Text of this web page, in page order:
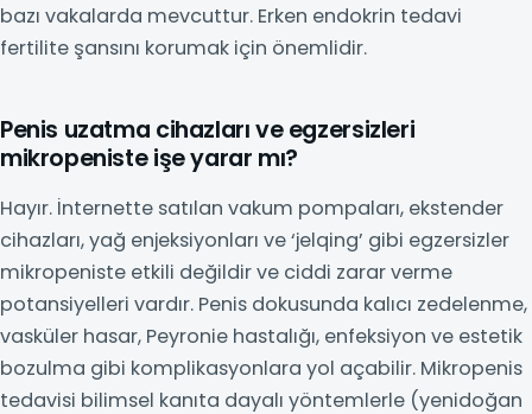
bazı vakalarda mevcuttur. Erken endokrin tedavi
fertilite şansını korumak için önemlidir.
Penis uzatma cihazları ve egzersizleri
mikropeniste işe yarar mı?
Hayır. İnternette satılan vakum pompaları, ekstender
cihazları, yağ enjeksiyonları ve ‘jelqing’ gibi egzersizler
mikropeniste etkili değildir ve ciddi zarar verme
potansiyelleri vardır. Penis dokusunda kalıcı zedelenme,
vasküler hasar, Peyronie hastalığı, enfeksiyon ve estetik
bozulma gibi komplikasyonlara yol açabilir. Mikropenis
tedavisi bilimsel kanıta dayalı yöntemlerle (yenidoğan